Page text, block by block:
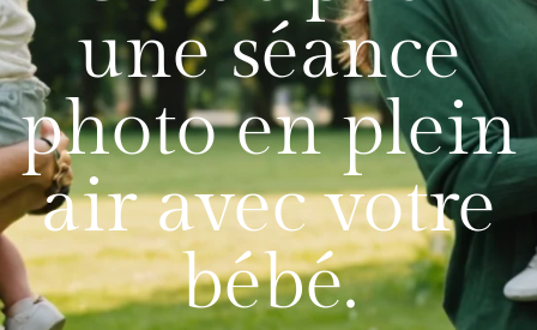
une séance
photo en plein
air avec votre
bébé.